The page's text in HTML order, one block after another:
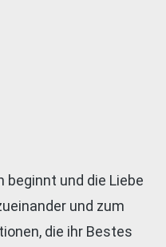
beginnt und die Liebe
und zum
die ihr Bestes